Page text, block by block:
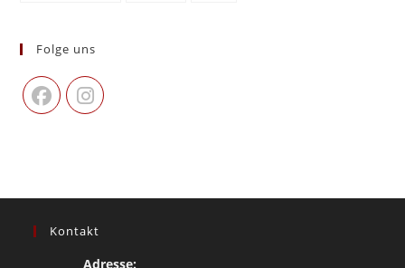
Folge uns
Kontakt
Adresse: